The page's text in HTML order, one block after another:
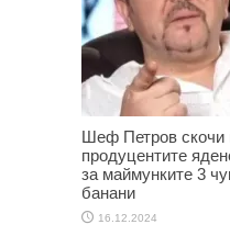
Шеф Петров скочи
продуцентите
за маймунките 3
банани
16.12.2024